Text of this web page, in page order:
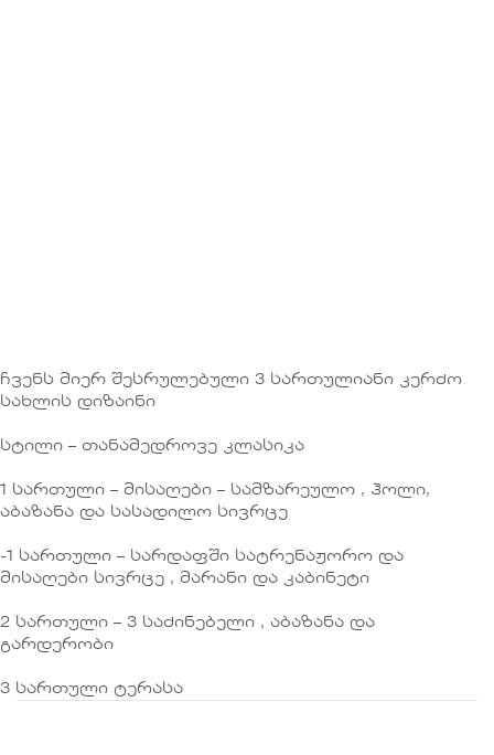
ჩვენს მიერ შესრულებული 3 სართულიანი კერძო
სახლის დიზაინი
სტილი – თანამედროვე კლასიკა
1 სართული – მისაღები – სამზარეულო , ჰოლი,
აბაზანა და სასადილო სივრცე
-1 სართული – სარდაფში სატრენაჟორო და
მისაღები სივრცე , მარანი და კაბინეტი
2 სართული – 3 საძინებელი , აბაზანა და
გარდერობი
3 სართული ტერასა